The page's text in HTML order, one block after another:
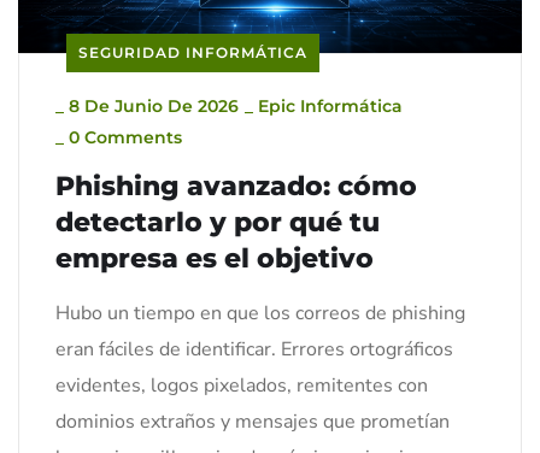
SEGURIDAD INFORMÁTICA
8 De Junio De 2026
Epic Informática
0 Comments
Phishing avanzado: cómo
detectarlo y por qué tu
empresa es el objetivo
Hubo un tiempo en que los correos de phishing
eran fáciles de identificar. Errores ortográficos
evidentes, logos pixelados, remitentes con
dominios extraños y mensajes que prometían